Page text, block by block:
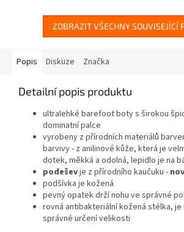
ZOBRAZIT VŠECHNY SOUVISEJÍCÍ
Popis Diskuze Značka
Detailní popis produktu
ultralehké barefoot boty s širokou
dominatní palce
vyrobeny z přírodních materiálů
barvivy - z anilinové kůže, která je
dotek, měkká a odolná, lepidlo je na
podeševje z přírodního kaučuku -
podšívka je kožená
pevný opatek drží nohu ve správné
rovná antibakteriální kožená stélka,
správné určení velikosti